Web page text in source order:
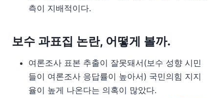
측이 지배적이다.
보수 과표집 논란, 어떻게 볼까.
여론조사 표본 추출이 잘못돼서(보수 성향 시민
들이 여론조사 응답률이 높아서) 국민의힘 지지
율이 높게 나온다는 의혹이 많았다.